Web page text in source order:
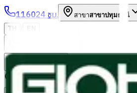
116024 ชม. สาขาสาขาปทุมธานี
TH
หมวดหมู่สินค้า
ค้นหา